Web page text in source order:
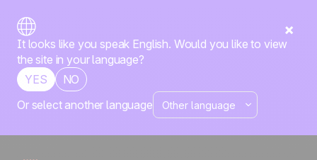
It looks like you speak English. Would you like to view
the site in your language?
YES
NO
Or select another language
No-code
Facebook Lead Adsx